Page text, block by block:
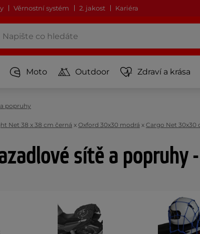
Věrnostní systém 2. jakost Kariéra
Moto Outdoor Zdraví a krása
popruhy
Net 38 x 38 cm černá x Oxford 30x30 modrá x Cargo Net 30x30
sítě a popruhy